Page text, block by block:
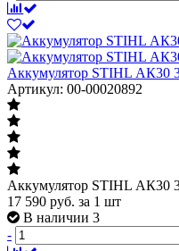
Аккумулятор STIHL АК30
Артикул: 00-00020892
Аккумулятор STIHL АК30
17 590 руб. за 1 шт
В наличии 3
-